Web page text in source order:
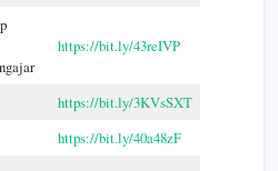
https://bit.ly/43reIVP
https://bit.ly/3KVsSXT
https://bit.ly/40a48zF